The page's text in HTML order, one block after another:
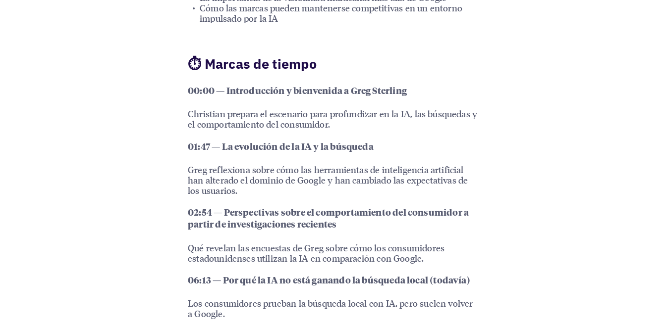
Cómo las marcas pueden mantenerse competitivas en un entorno
impulsado por la IA
⏱ Marcas de tiempo
00:00 — Introducción y bienvenida a Greg Sterling
Christian prepara el escenario para profundizar en la IA, las búsquedas y
el comportamiento del consumidor.
01:47 — La evolución de la IA y la búsqueda
Greg reflexiona sobre cómo las herramientas de inteligencia artificial
han alterado el dominio de Google y han cambiado las expectativas de
los usuarios.
02:54 — Perspectivas sobre el comportamiento del consumidor a
partir de investigaciones recientes
Qué revelan las encuestas de Greg sobre cómo los consumidores
estadounidenses utilizan la IA en comparación con Google.
06:13 — Por qué la IA no está ganando la búsqueda local (todavía)
Los consumidores prueban la búsqueda local con IA, pero suelen volver
a Google.